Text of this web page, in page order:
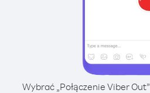
Wybrać „Połączenie Viber